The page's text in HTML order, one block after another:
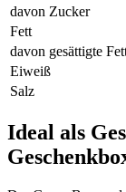
davon Zucker
Fett
davon gesättigte
Eiweiß
Salz
Ideal als